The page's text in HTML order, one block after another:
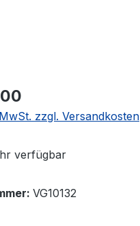
zzgl. Versandkosten
verfügbar
VG10132